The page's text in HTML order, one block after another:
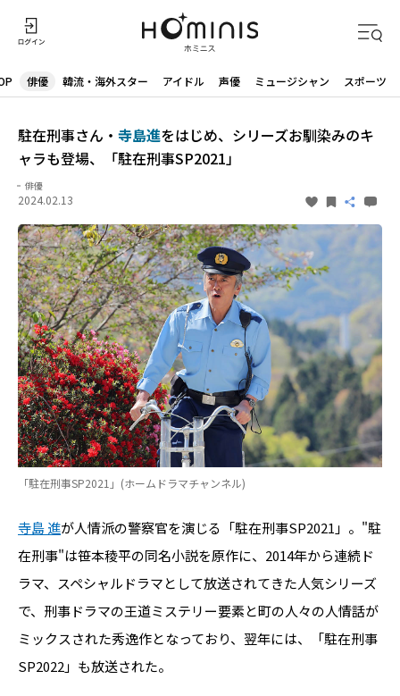
俳優 韓流・海外スター アイドル 声優 ミュージシャン スポーツ
駐在刑事さん・ 寺島進をはじめ、シリーズお馴染みのキ
ャラも登場、「駐在刑事SP2021」
俳優
2024.02.13
「駐在刑事SP2021」(ホームドラマチャンネル)
寺島 進が人情派の警察官を演じる「駐在刑事SP2021」。"駐
在刑事"は笹本稜平の同名小説を原作に、2014年から連続ド
ラマ、スペシャルドラマとして放送されてきた人気シリーズ
で、刑事ドラマの王道ミステリー要素と町の人々の人情話が
ミックスされた秀逸作となっており、翌年には、「駐在刑事
SP2022」も放送された。